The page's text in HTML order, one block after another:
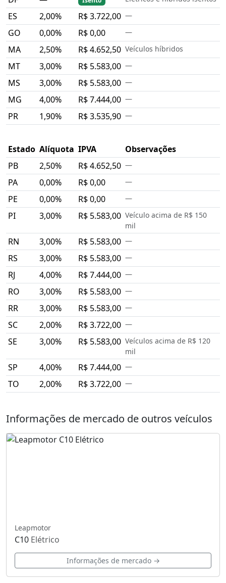
ES 2,00% R$ 3.722,00 —
GO 0,00% R$ 0,00 —
MA 2,50% R$ 4.652,50 Veículos híbridos
MT 3,00% R$ 5.583,00 —
MS 3,00% R$ 5.583,00 —
MG 4,00% R$ 7.444,00 —
PR 1,90% R$ 3.535,90 —
Estado Alíquota IPVA
Observações
PB
2,50% R$ 4.652,50 —
PA 0,00% R$ 0,00 —
PE 0,00% R$ 0,00 —
PI 3,00% R$ 5.583,00 Veículo acima de R$ 150
mil
RN 3,00% R$ 5.583,00 —
RS 3,00% R$ 5.583,00 —
RJ 4,00% R$ 7.444,00 —
RO 3,00% R$ 5.583,00 —
RR 3,00% R$ 5.583,00 —
SC 2,00% R$ 3.722,00 —
SE 3,00% R$ 5.583,00 Veículos acima de R$ 120
mil
SP 4,00% R$ 7.444,00 —
TO 2,00% R$ 3.722,00 —
Informações de mercado de outros veículos
Leapmotor
C10 Elétrico
Informações de mercado →